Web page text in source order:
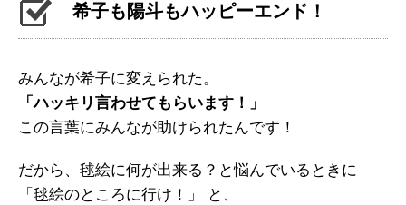
希子も陽斗もハッピーエンド！
みんなが希子に変えられた。
「ハッキリ言わせてもらいます！」
この言葉にみんなが助けられたんです！
だから、毬絵に何が出来る？と悩んでいるときに
「毬絵のところに行け！」 と、